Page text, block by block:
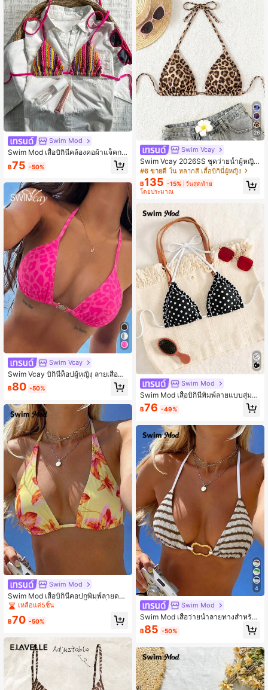
Swim Mod
Swim Mod เสื้อบิกินี่คล้องคอผ้าแจ็คกา
ร์ดสำหรับผู้หญิง, ฤดูใบไม้ผลิ/ฤดูร้อน
฿75 -50%
Swim Vcay
Swim Vcay บิกินี่ท็อปผู้หญิง ลายเสือดา
วสไตล์ทรอปิคอลน่ารักเซ็กซี่ คอคล้องผู
กหน้า พร้อมอะไหล่โลหะกลม ชุดว่ายน้ำ
ละวันวาเลนไทน์ ขายดี
฿80 -50%
Swim Mod
Swim Mod เสื้อบิกินี่คอปกพิมพ์ลายดอก
ไม้สำหรับผู้หญิง, ชุดว่ายน้ำเซ็กซี่สำหรั
บวันหยุด
เหลือแค่5ชิ้น
฿70 -50%
26
Swim Vcay
Swim Vcay 2026SS ชุดว่ายน้ำผู้หญิง
มาใหม่สำหรับวันหยุด, ออกเดท, ตะวัน
ตก, ล่องเรือ, ชายหาด, เกาะ, ท่องเที่ยว,
ทุกฤดู, เทศกาลดนตรี, โบฮีเมียน, โบฮีเมี
ยน, ชิลล์ฤดูใบไม้ร่วง โบฮีเมียน Y2K ชุ
ดว่ายน้ำพิมพ์ลายเสือดาวสำหรับผู้หญิง
สำหรับวันหยุดพักผ่อนริมชายหาด ชุดว่
ายน้ำบิกินี่พิมพ์ลายเสือดาว ชุดบิกินี่พิม
พ์ลายสัตว์ ชุดว่ายน้ำบิกินี่สำหรับผู้หญิง
ชุดว่ายน้ำวันพีซสำหรับผู้หญิง
#6 ขายดี ใน หลากสี เสื้อบิกินี่ผู้หญิง
฿135 -15% วันสุดท้าย
โดยประมาณ
Swim Mod
Swim Mod เสื้อบิกินี่พิมพ์ลายแบบสุ่ม
สำหรับผู้หญิงที่สง่างาม
฿76 -49%
4
Swim Mod
Swim Mod เสื้อว่ายน้ำลายทางสำหรับ
วันหยุดพักผ่อนริมชายหาดสำหรับผู้หญิ
ง
฿85 -50%